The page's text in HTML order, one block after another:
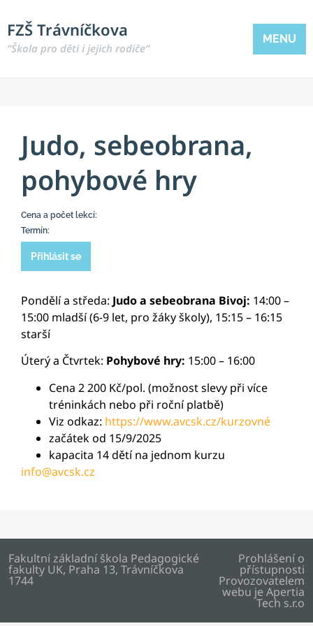
FZŠ Trávníčkova
“Škola pro děti i jejich rodiče“
MENU
Judo, sebeobrana,
pohybové hry
Cena a počet lekcí:
Termín:
Přihlásit se
Pondělí a středa: Judo a sebeobrana Bivoj: 14:00 –
15:00 mladší (6-9 let, pro žáky školy), 15:15 – 16:15
starší
Úterý a Čtvrtek: Pohybové hry: 15:00 – 16:00
Cena 2 200 Kč/pol. (možnost slevy při více
tréninkách nebo při roční platbě)
Viz odkaz: https://www.avcsk.cz/kurzovné
začátek od 15/9/2025
kapacita 14 dětí na jednom kurzu
info@avcsk.cz
Fakultní základní škola Pedagogické
fakulty UK, Praha 13, Trávníčkova
1744
Prohlášení o
přístupnosti
Provozovatelem
webu je Apertia
Tech s.r.o